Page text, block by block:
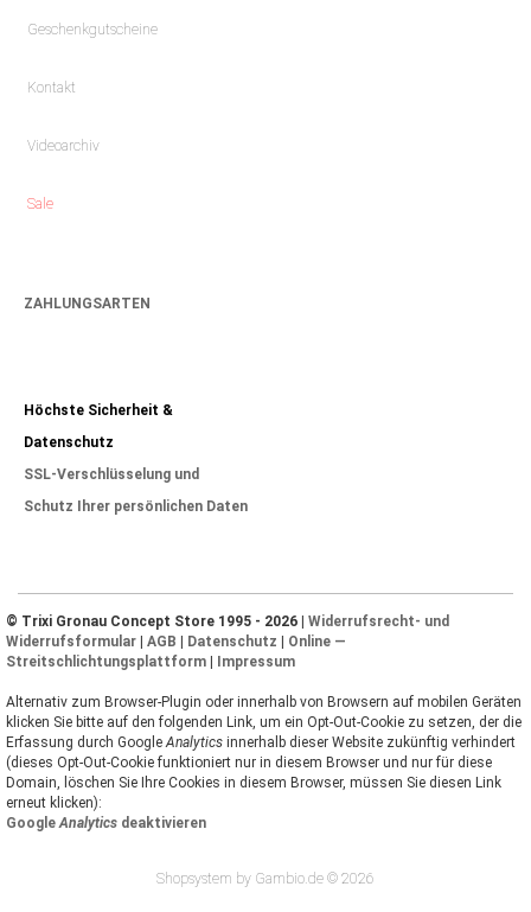
Geschenkgutscheine
Kontakt
Videoarchiv
Sale
ZAHLUNGSARTEN
Höchste Sicherheit &
Datenschutz
SSL-Verschlüsselung und
Schutz Ihrer persönlichen Daten
© Trixi Gronau Concept Store 1995 - 2026 | Widerrufsrecht- und
Widerrufsformular | AGB | Datenschutz | Online —
Streitschlichtungsplattform | Impressum
Alternativ zum Browser-Plugin oder innerhalb von Browsern auf mobilen Geräten
klicken Sie bitte auf den folgenden Link, um ein Opt-Out-Cookie zu setzen, der die
Erfassung durch Google Analytics innerhalb dieser Website zukünftig verhindert
(dieses Opt-Out-Cookie funktioniert nur in diesem Browser und nur für diese
Domain, löschen Sie Ihre Cookies in diesem Browser, müssen Sie diesen Link
erneut klicken):
Google Analytics deaktivieren
Shopsystem by Gambio.de © 2026